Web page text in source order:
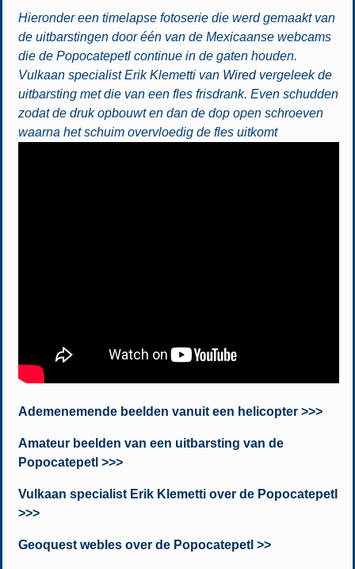
Hieronder een timelapse fotoserie die werd gemaakt van
de uitbarstingen door één van de Mexicaanse webcams
die de Popocatepetl continue in de gaten houden.
Vulkaan specialist Erik Klemetti van Wiredvergeleek de
uitbarsting met die van een fles frisdrank. Even schudden
zodat de druk opbouwt en dan de dop open schroeven
waarna het schuim overvloedig de fles uitkomt
Ademenemende beelden vanuit een helicopter >>>
Amateur beelden van een uitbarsting van de
Popocatepetl >>>
Vulkaan specialist Erik Klemetti over de Popocatepetl
>>>
Geoquest webles over de Popocatepetl >>